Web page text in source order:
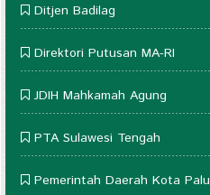
Ditjen Badilag
Direktori Putusan MA-RI
JDIH Mahkamah Agung
PTA Sulawesi Tengah
Pemerintah Daerah Kota Palu